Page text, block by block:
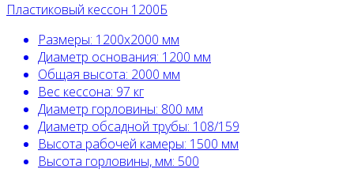
Пластиковый кессон 1200Б
Размеры: 1200х2000 мм
Диаметр основания: 1200 мм
Общая высота: 2000 мм
Вес кессона: 97 кг
Диаметр горловины: 800 мм
Диаметр обсадной трубы: 108/159
Высота рабочей камеры: 1500 мм
Высота горловины, мм: 500